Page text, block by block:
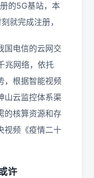
的5G基站，本
就完成注册，
国电信的云网交
兆网络，依托
，根据智能视频
山云监控体系渠
的核算资源和存
视频《疫情二十
许